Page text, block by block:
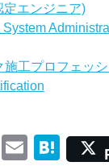
定エンジニア)
工プロフェッシ
LineEmail